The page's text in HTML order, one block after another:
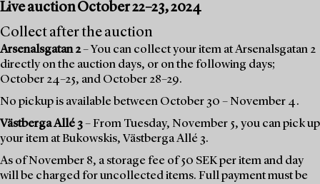
Live auction October 22–23, 2024
Collect after the auction
Arsenalsgatan 2– You can collect your item at Arsenalsgatan 2
directly on the auction days, or on the following days;
October 24–25, and October 28–29.
No pickup is available between October 30 – November 4.
Västberga Allé 3– From Tuesday, November 5, you can pick up
your item at Bukowskis, Västberga Allé 3.
As of November 8, a storage fee of 50 SEK per item and day
will be charged for uncollected items. Full payment must be